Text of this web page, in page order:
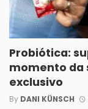
Probiótica:
momento da
exclusivo
By DANI KÜNSCH